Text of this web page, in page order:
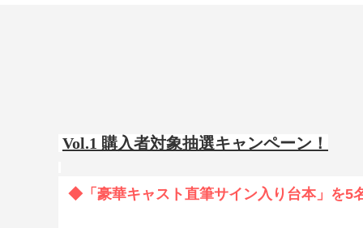
Vol.1 購入者対象抽選キャンペーン！
◆「豪華キャスト直筆サイン入り台本」を5